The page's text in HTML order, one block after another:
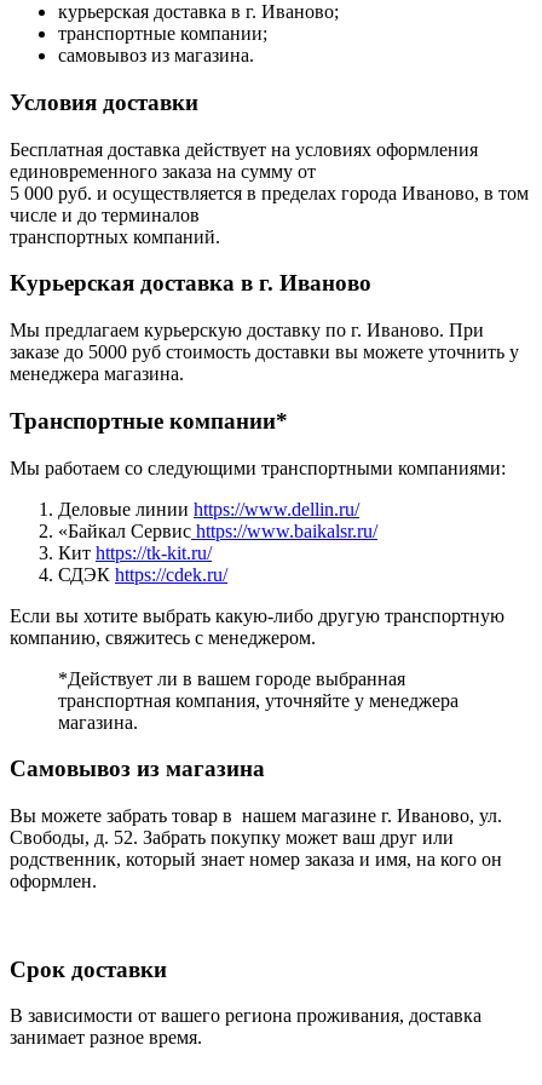
курьерская доставка в г. Иваново;
транспортные компании;
самовывоз из магазина.
Условия доставки
Бесплатная доставка действует на условиях оформления
единовременного заказа на сумму от
5 000 руб. и осуществляется в пределах города Иваново, в том
числе и до терминалов
транспортных компаний.
Курьерская доставка в г. Иваново
Мы предлагаем курьерскую доставку по г. Иваново. При
заказе до 5000 руб стоимость доставки вы можете уточнить у
менеджера магазина.
Транспортные компании*
Мы работаем со следующими транспортными компаниями:
Деловые линии https://www.dellin.ru/
«Байкал Сервис https://www.baikalsr.ru/
Кит https://tk-kit.ru/
СДЭК https://cdek.ru/
Если вы хотите выбрать какую-либо другую транспортную
компанию, свяжитесь с менеджером.
*Действует ли в вашем городе выбранная
транспортная компания, уточняйте у менеджера
магазина.
Самовывоз из магазина
Вы можете забрать товар в нашем магазине г. Иваново, ул.
Свободы, д. 52. Забрать покупку может ваш друг или
родственник, который знает номер заказа и имя, на кого он
оформлен.
Срок доставки
В зависимости от вашего региона проживания, доставка
занимает разное время.